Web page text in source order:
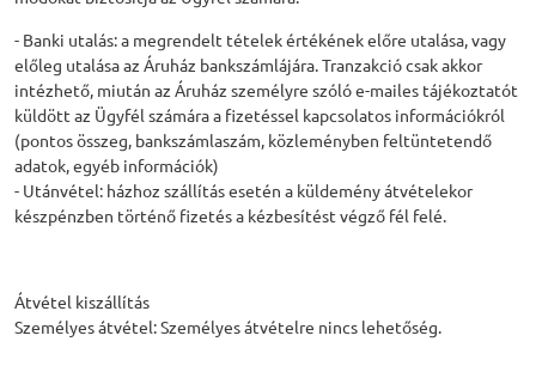
- Banki utalás: a megrendelt tételek értékének előre utalása, vagy
előleg utalása az Áruház bankszámlájára. Tranzakció csak akkor
intézhető, miután az Áruház személyre szóló e-mailes tájékoztatót
küldött az Ügyfél számára a fizetéssel kapcsolatos információkról
(pontos összeg, bankszámlaszám, közleményben feltüntetendő
adatok, egyéb információk)
- Utánvétel: házhoz szállítás esetén a küldemény átvételekor
készpénzben történő fizetés a kézbesítést végző fél felé.
Átvétel kiszállítás
Személyes átvétel: Személyes átvételre nincs lehetőség.